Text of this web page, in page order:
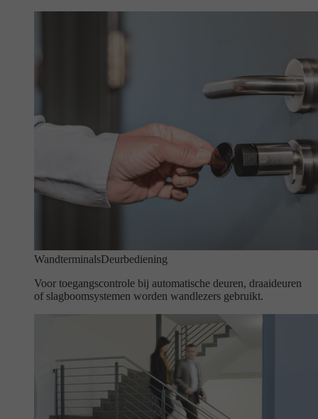
WandterminalsDeurbediening
Voor toegangscontrole bij automatische deuren, draaideuren
of slagboomsystemen worden wandlezers gebruikt.